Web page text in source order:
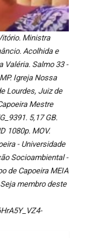
Ministra
Acolhida e
Valéria. Salmo 33 -
Igreja Nossa
Lourdes, Juiz de
Mestre
5,17 GB.
1080p. MOV.
- Universidade
Socioambiental -
de Capoeira MEIA
membro deste